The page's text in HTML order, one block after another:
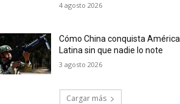
4 agosto 2026
Cómo China conquista América
Latina sin que nadie lo note
3 agosto 2026
Cargar más